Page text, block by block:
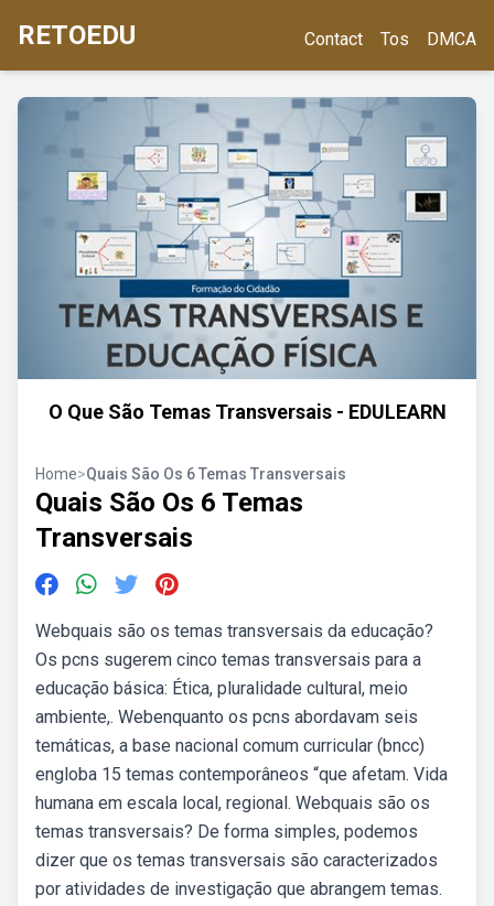
RETOEDU Contact Tos DMCA
O Que São Temas Transversais - EDULEARN
Home>Quais São Os 6 Temas Transversais
Quais São Os 6 Temas
Transversais
Webquais são os temas transversais da educação?
Os pcns sugerem cinco temas transversais para a
educação básica: Ética, pluralidade cultural, meio
ambiente,. Webenquanto os pcns abordavam seis
temáticas, a base nacional comum curricular (bncc)
engloba 15 temas contemporâneos “que afetam. Vida
humana em escala local, regional. Webquais são os
temas transversais? De forma simples, podemos
dizer que os temas transversais são caracterizados
por atividades de investigação que abrangem temas.